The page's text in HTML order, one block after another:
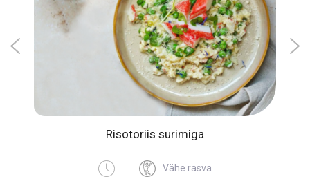
Risotoriis surimiga
Vähe rasva